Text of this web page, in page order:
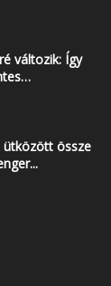
változik: Így
össze